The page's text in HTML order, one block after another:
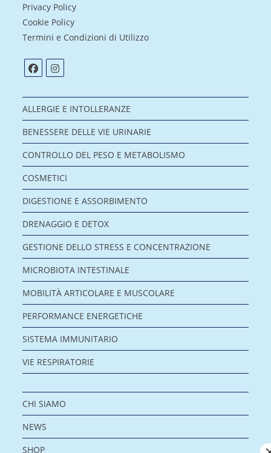
Privacy Policy
Cookie Policy
Termini e Condizioni di Utilizzo
ALLERGIE E INTOLLERANZE
BENESSERE DELLE VIE URINARIE
CONTROLLO DEL PESO E METABOLISMO
COSMETICI
DIGESTIONE E ASSORBIMENTO
DRENAGGIO E DETOX
GESTIONE DELLO STRESS E CONCENTRAZIONE
MICROBIOTA INTESTINALE
MOBILITÀ ARTICOLARE E MUSCOLARE
PERFORMANCE ENERGETICHE
SISTEMA IMMUNITARIO
VIE RESPIRATORIE
CHI SIAMO
NEWS
SHOP